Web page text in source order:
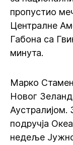
пропустио
Централне
Габона са
минута.
Марко
Новог
Аустралијом.
подручја
недеље